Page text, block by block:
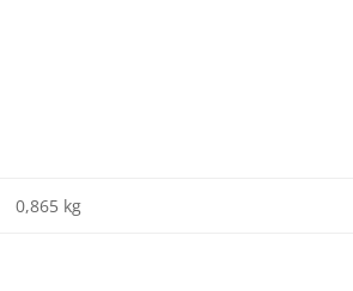
0,865 kg